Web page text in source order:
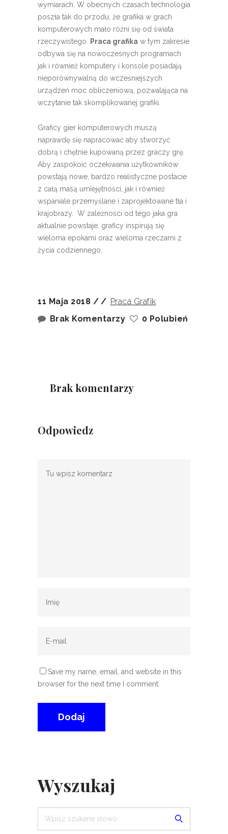
wymiarach. W obecnych czasach technologia
poszła tak do przodu, że grafika w grach
komputerowych mało różni się od świata
rzeczywistego.
Praca grafika w tym zakresie
odbywa się na nowoczesnych programach
jak i również komputery i konsole posiadają
nieporównywalną do wcześniejszych
urządzeń moc obliczeniową, pozwalająca na
wczytanie tak skomplikowanej grafiki.
Graficy gier komputerowych muszą
naprawdę się napracować aby stworzyć
dobrą i chętnie kupowaną przez graczy grę.
Aby zaspokoić oczekiwania użytkowników
powstają nowe, bardzo realistyczne postacie
z całą masą umiejętności, jak i również
wspaniale przemyślane i zaprojektowane tła i
krajobrazy. W zależności od tego jaka gra
aktualnie powstaje, graficy inspirują się
wieloma epokami oraz wieloma rzeczami z
życia codziennego.
11 Maja 2018
Praca Grafik
Brak Komentarzy
0 Polubień
Brak komentarzy
Odpowiedz
Save my name, email, and website in this
browser for the next time I comment.
Wyszukaj